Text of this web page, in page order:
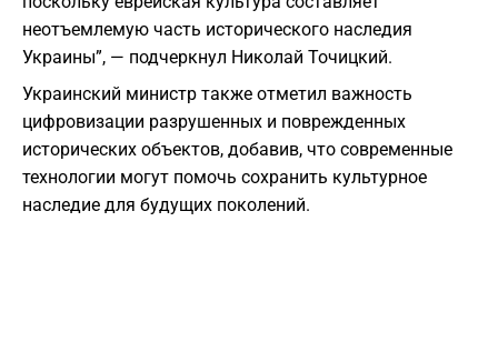
неотъемлемую часть исторического наследия
Украины”, — подчеркнул Николай Точицкий.
Украинский министр также отметил важность
цифровизации разрушенных и поврежденных
исторических объектов, добавив, что современные
технологии могут помочь сохранить культурное
наследие для будущих поколений.